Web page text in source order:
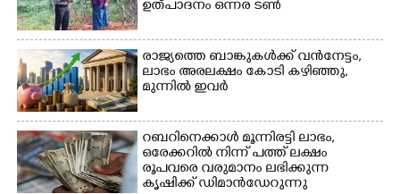
ഉത്പാദനം ഒന്നര ടൺ
രാജ്യത്തെ ബാങ്കുകൾക്ക് വൻനേട്ടം,​
ലാഭം അരലക്ഷം കോടി കഴിഞ്ഞു,​
മുന്നിൽ ഇവർ
റബറിനെക്കാൾ മൂന്നിരട്ടി ലാഭം,​
ഒരേക്കറിൽ നിന്ന് പത്ത് ലക്ഷം
രൂപവരെ വരുമാനം ലഭിക്കുന്ന
കൃഷിക്ക് ഡിമാൻഡേറുന്നു